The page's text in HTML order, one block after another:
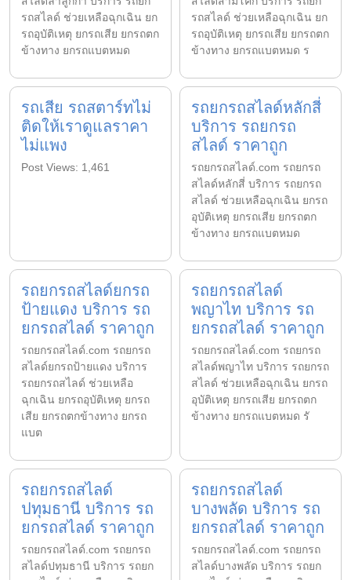
รถสไลด์ ช่วยเหลือฉุกเฉิน ยก
รถอุบัติเหตุ ยกรถเสีย ยกรถตก
ข้างทาง ยกรถแบตหมด
รถสไลด์ ช่วยเหลือฉุกเฉิน ยก
รถอุบัติเหตุ ยกรถเสีย ยกรถตก
ข้างทาง ยกรถแบตหมด ร
รถเสีย รถสตาร์ทไม่
ติดให้เราดูแลราคา
ไม่แพง
Post Views: 1,461
รถยกรถสไลด์หลักสี่
บริการ รถยกรถ
สไลด์ ราคาถูก
รถยกรถสไลด์.com รถยกรถ
สไลด์หลักสี่ บริการ รถยกรถ
สไลด์ ช่วยเหลือฉุกเฉิน ยกรถ
อุบัติเหตุ ยกรถเสีย ยกรถตก
ข้างทาง ยกรถแบตหมด
รถยกรถสไลด์ยกรถ
ป้ายแดง บริการ รถ
ยกรถสไลด์ ราคาถูก
รถยกรถสไลด์.com รถยกรถ
สไลด์ยกรถป้ายแดง บริการ
รถยกรถสไลด์ ช่วยเหลือ
ฉุกเฉิน ยกรถอุบัติเหตุ ยกรถ
เสีย ยกรถตกข้างทาง ยกรถ
แบต
รถยกรถสไลด์
พญาไท บริการ รถ
ยกรถสไลด์ ราคาถูก
รถยกรถสไลด์.com รถยกรถ
สไลด์พญาไท บริการ รถยกรถ
สไลด์ ช่วยเหลือฉุกเฉิน ยกรถ
อุบัติเหตุ ยกรถเสีย ยกรถตก
ข้างทาง ยกรถแบตหมด รั
รถยกรถสไลด์
ปทุมธานี บริการ รถ
ยกรถสไลด์ ราคาถูก
รถยกรถสไลด์.com รถยกรถ
สไลด์ปทุมธานี บริการ รถยก
รถยกรถสไลด์
บางพลัด บริการ รถ
ยกรถสไลด์ ราคาถูก
รถยกรถสไลด์.com รถยกรถ
สไลด์บางพลัด บริการ รถยก